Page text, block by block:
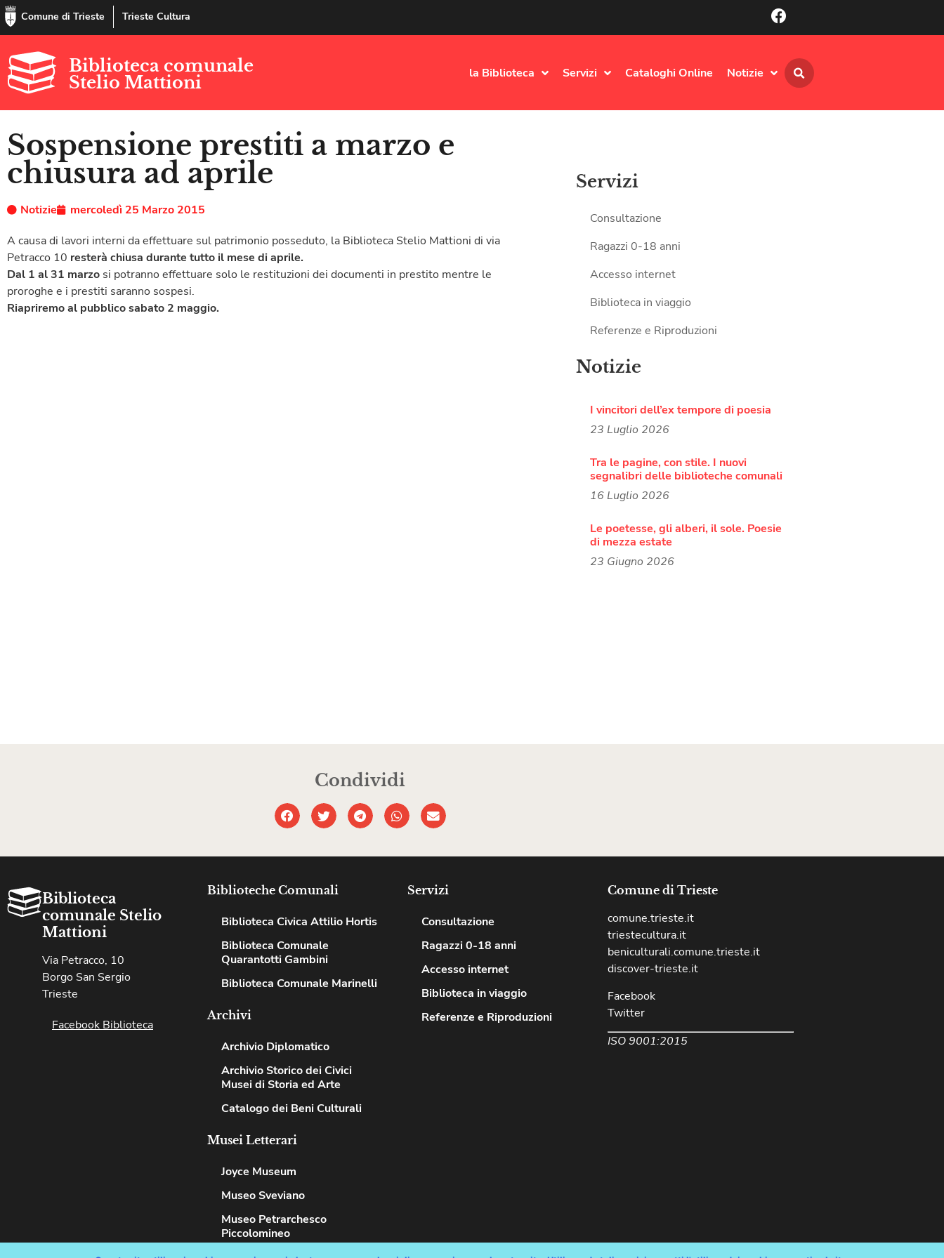
Comune di Trieste Trieste Cultura
Biblioteca comunale
Stelio Mattioni
la Biblioteca Servizi Cataloghi Online Notizie
Sospensione prestiti a marzo e
chiusura ad aprile
Notizie
mercoledì 25 Marzo 2015
A causa di lavori interni da effettuare sul patrimonio posseduto, la Biblioteca Stelio Mattioni di via
Petracco 10 resterà chiusa durante tutto il mese di aprile.
Dal 1 al 31 marzo si potranno effettuare solo le restituzioni dei documenti in prestito mentre le
proroghe e i prestiti saranno sospesi.
Riapriremo al pubblico sabato 2 maggio.
Servizi
Consultazione
Ragazzi 0-18 anni
Accesso internet
Biblioteca in viaggio
Referenze e Riproduzioni
Notizie
I vincitori dell’ex tempore di poesia
23 Luglio 2026
Tra le pagine, con stile. I nuovi
segnalibri delle biblioteche comunali
16 Luglio 2026
Le poetesse, gli alberi, il sole. Poesie
di mezza estate
23 Giugno 2026
Condividi
Biblioteca
comunale Stelio
Mattioni
Via Petracco, 10
Borgo San Sergio
Trieste
Facebook Biblioteca
Biblioteche Comunali
Biblioteca Civica Attilio Hortis
Biblioteca Comunale
Quarantotti Gambini
Biblioteca Comunale Marinelli
Archivi
Archivio Diplomatico
Archivio Storico dei Civici
Musei di Storia ed Arte
Catalogo dei Beni Culturali
Musei Letterari
Joyce Museum
Museo Sveviano
Museo Petrarchesco
Piccolomineo
Servizi
Consultazione
Ragazzi 0-18 anni
Accesso internet
Biblioteca in viaggio
Referenze e Riproduzioni
Comune di Trieste
comune.trieste.it
triestecultura.it
beniculturali.comune.trieste.it
discover-trieste.it
Facebook
Twitter
ISO 9001:2015